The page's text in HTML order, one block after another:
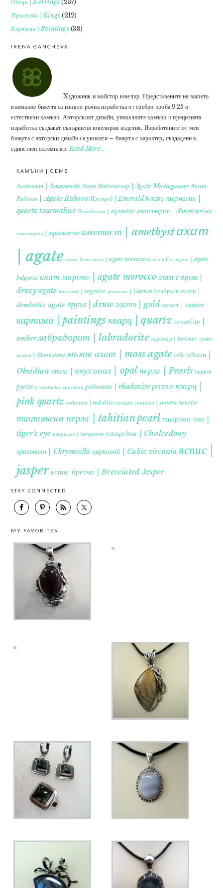
Обеци | Earrings (237)
Пръстени | Rings (212)
Картини | Paintings(38)
IRENA GANCHEVA
Xудожник и майстор ювелир. Представените на вашето
внимание бижута са изцяло ръчна изработка от сребро проба 925 и
естествени камъни. Авторският дизайн, уникалните камъни и прецизната
изработка създават съвършени ювелирни изделия. Изработените от мен
бижута с авторски дизайн са уникати – бижута с характер, създадени в
единствен екземпляр.Read More…
КАМЪНИ | GEMS
Амазонит | Amazonite Ахат Мадагаскар | Agate Madagascar Ахат
Рабово | Agate Rabovo Изумруд | Emerald Кварц турмалин |
quartz tourmaline Лепидолит | lepidolite авантюрин | Aventurine
аквамарин | aquamarine аметист | amethystахат
| agate ахат ботсвана | agate botswana ахат българия | agate
bulgaria ахат мароко | agate morocco ахат с друза |
druzy agate вогесит | vogesite гранати | Garnet дендрит ахат |
dendritic agate друза | druse злато | gold камея | cameo
картини | paintings кварц | quartzкехлибар |
amberлабрадорит | labradorite ларимар | larimar лунен
камък | Moonstone мъхов ахат | moss agate обсидиан |
Obsidian оникс | onyxопал | opal перли | Pearls пирит |
pyrite планински кристал родонит | rhodonite розов кварц |
pink quartz содалит | sodalite сонора сънрайз | sonora sunrise
таитянска перла | tahitian pearl тигрово око |
tiger's eye тюркоаз | turquoise халцедон | Chalcedony
хризокола | Chrysocolla цирконий | Cubic zirconia яспис |
jasperяспис брегча | Brecciated Jasper
STAY CONNECTED
MY FAVORITES